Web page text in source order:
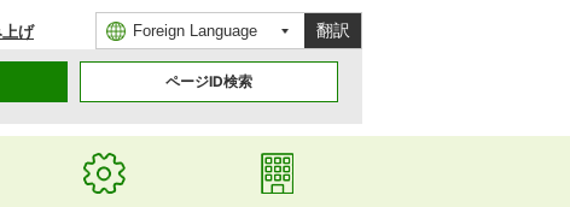
げ 翻訳
ページID検索